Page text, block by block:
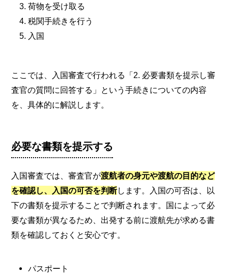
荷物を受け取る
税関手続きを行う
入国
ここでは、入国審査で行われる「2. 必要書類を提示し審
査官の質問に回答する」という手続きについての内容
を、具体的に解説します。
必要な書類を提示する
入国審査では、審査官が渡航者の身元や渡航の目的など
を確認し、入国の可否を判断します。入国の可否は、以
下の書類を提示することで判断されます。国によって必
要な書類が異なるため、出発する前に渡航先が求める書
類を確認しておくと安心です。
パスポート